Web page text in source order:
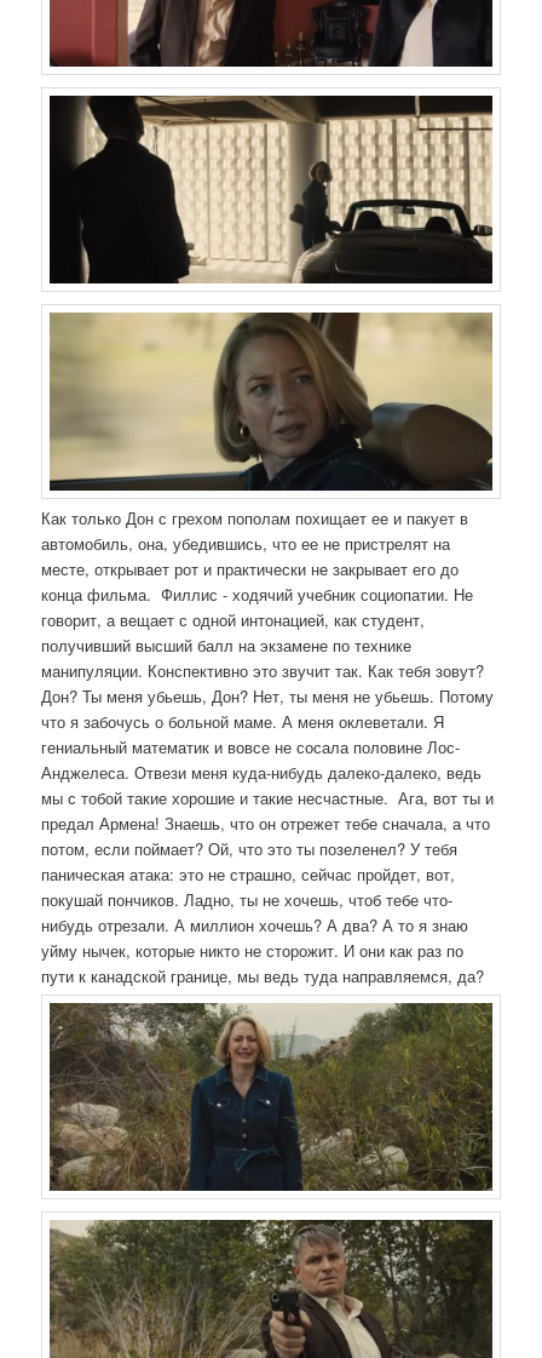
Как только Дон с грехом пополам похищает ее и пакует в
автомобиль, она, убедившись, что ее не пристрелят на
месте, открывает рот и практически не закрывает его до
конца фильма. Филлис - ходячий учебник социопатии. Не
говорит, а вещает с одной интонацией, как студент,
получивший высший балл на экзамене по технике
манипуляции. Конспективно это звучит так. Как тебя зовут?
Дон? Ты меня убьешь, Дон? Нет, ты меня не убьешь. Потому
что я забочусь о больной маме. А меня оклеветали. Я
гениальный математик и вовсе не сосала половине Лос-
Анджелеса. Отвези меня куда-нибудь далеко-далеко, ведь
мы с тобой такие хорошие и такие несчастные. Ага, вот ты и
предал Армена! Знаешь, что он отрежет тебе сначала, а что
потом, если поймает? Ой, что это ты позеленел? У тебя
паническая атака: это не страшно, сейчас пройдет, вот,
покушай пончиков. Ладно, ты не хочешь, чтоб тебе что-
нибудь отрезали. А миллион хочешь? А два? А то я знаю
уйму нычек, которые никто не сторожит. И они как раз по
пути к канадской границе, мы ведь туда направляемся, да?